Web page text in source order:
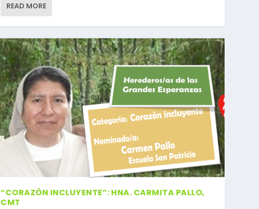
READ MORE
“CORAZÓN INCLUYENTE”: HNA. CARMITA PALLO,
CMT